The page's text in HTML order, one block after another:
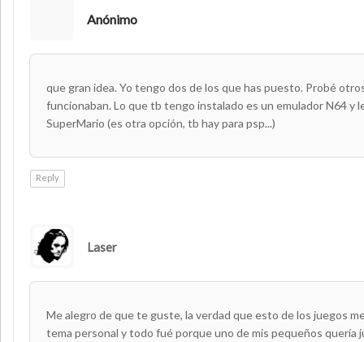
Anónimo
que gran idea. Yo tengo dos de los que has puesto. Probé
funcionaban. Lo que tb tengo instalado es un emulador N64 y
SuperMario (es otra opción, tb hay para psp...)
Reply
Laser
Me alegro de que te guste, la verdad que esto de los juegos
tema personal y todo fué porque uno de mis pequeños quería